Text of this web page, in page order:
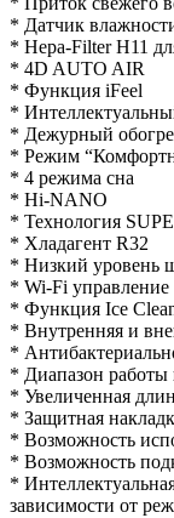
* Датчик
* Hepa-Filter H11
* 4D AUTO AIR
* Функция iFeel
*
* Дежурный
* Режим
* 4 режима сна
* Hi-NANO
* Технология
* Хладагент R32
* Низкий уровень
* Wi-Fi управление
* Функция Ice
* Внутренняя и
*
* Диапазон работы
* Увеличенная
* Защитная
* Возможность
* Возможность
*
зависимости от